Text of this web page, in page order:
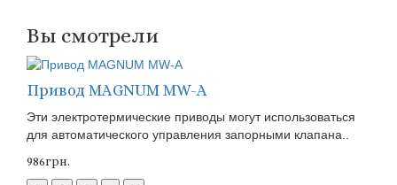
Вы смотрели
Привод MAGNUM МW-А
Эти электротермические приводы могут использоваться
для автоматического управления запорными клапана..
986грн.